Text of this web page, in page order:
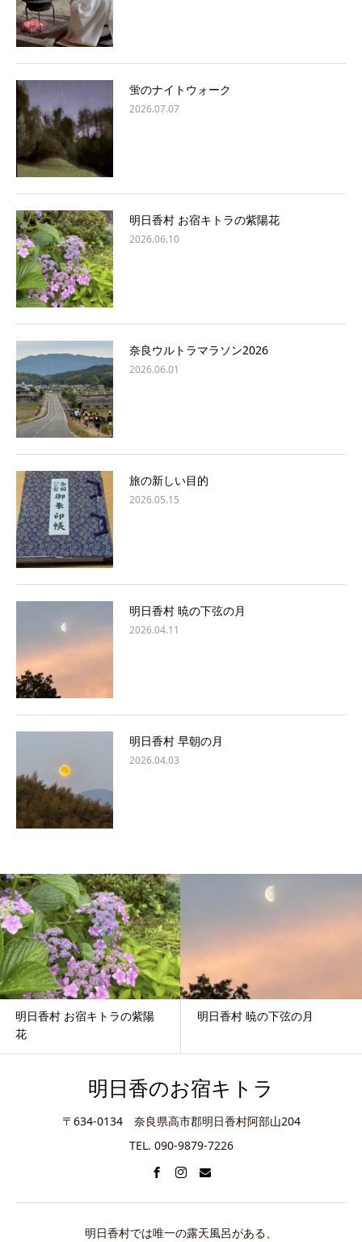
蛍のナイトウォーク
2026.07.07
明日香村 お宿キトラの紫陽花
2026.06.10
奈良ウルトラマラソン2026
2026.06.01
旅の新しい目的
2026.05.15
明日香村 暁の下弦の月
2026.04.11
明日香村 早朝の月
2026.04.03
明日香村 お宿キトラの紫陽
花
明日香村 暁の下弦の月
明日香のお宿キトラ
〒634-0134 奈良県高市郡明日香村阿部山204
TEL. 090-9879-7226
明日香村では唯一の露天風呂がある、